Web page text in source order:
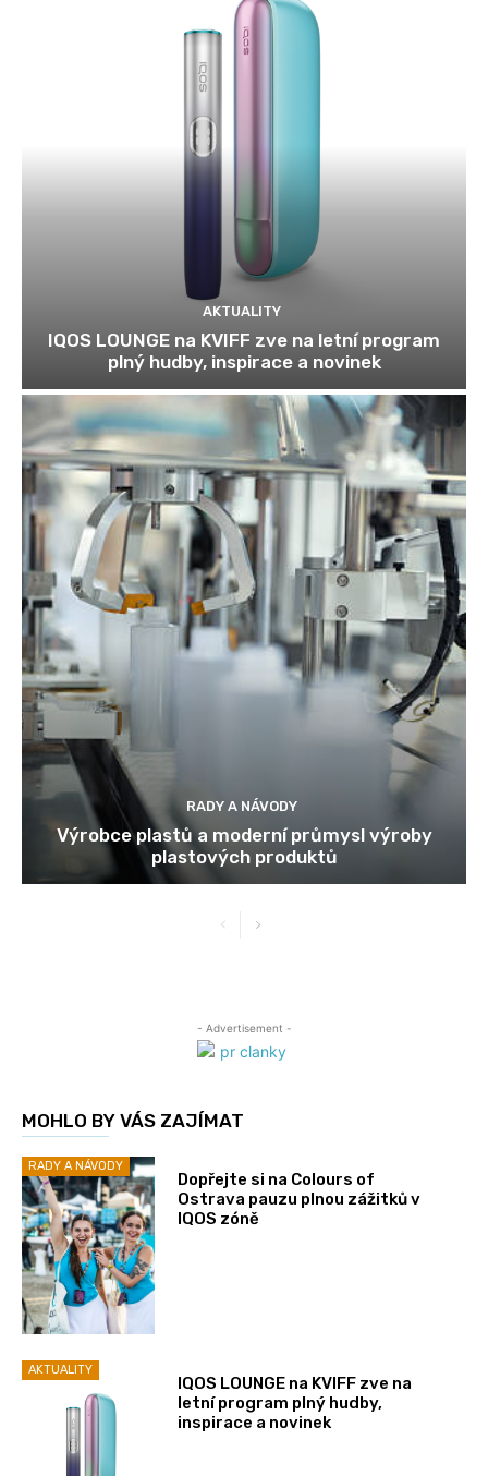
AKTUALITY
IQOS LOUNGE na KVIFF zve na letní program
plný hudby, inspirace a novinek
RADY A NÁVODY
Výrobce plastů a moderní průmysl výroby
plastových produktů
- Advertisement -
MOHLO BY VÁS ZAJÍMAT
RADY A NÁVODY
Dopřejte si na Colours of
Ostrava pauzu plnou zážitků v
IQOS zóně
AKTUALITY
IQOS LOUNGE na KVIFF zve na
letní program plný hudby,
inspirace a novinek